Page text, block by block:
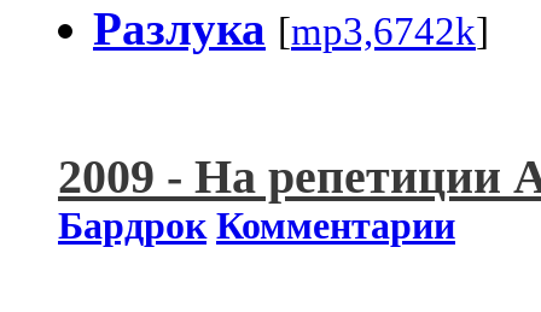
Разлука [mp3,6742k]
2009 - На репетиции
Бардрок Комментарии